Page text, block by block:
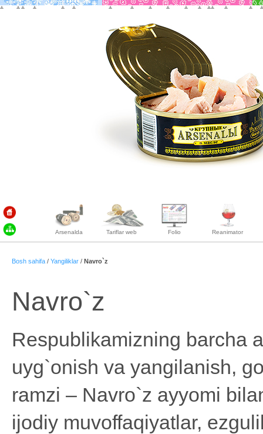
Arsenalda Tariflar web Folio Reanimator
Bosh sahifa / Yangiliklar / Navro`z
Navro`z
Respublikamizning barcha
uyg`onish va yangilanish,
ramzi – Navro`z ayyomi
ijodiy muvoffaqiyatlar,